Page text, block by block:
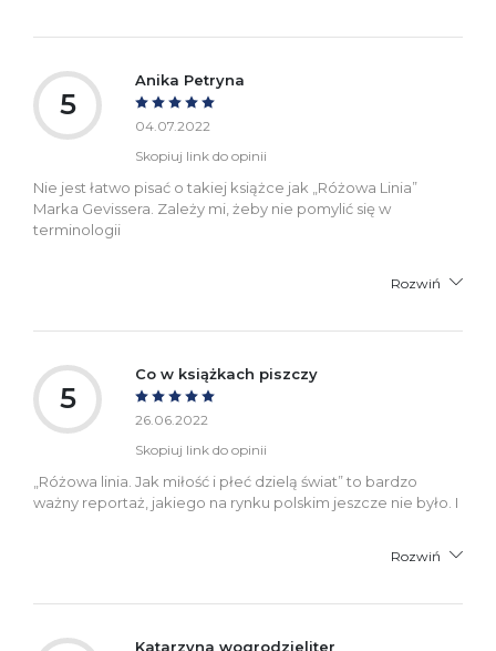
5
Anika Petryna
04.07.2022
Skopiuj link do opinii
Nie jest łatwo pisać o takiej książce jak „Różowa Linia”
Marka Gevissera. Zależy mi, żeby nie pomylić się w
terminologii
Rozwiń
5
Co w książkach piszczy
26.06.2022
Skopiuj link do opinii
„Różowa linia. Jak miłość i płeć dzielą świat” to bardzo
ważny reportaż, jakiego na rynku polskim jeszcze nie było. I
Rozwiń
Katarzyna wogrodzieliter